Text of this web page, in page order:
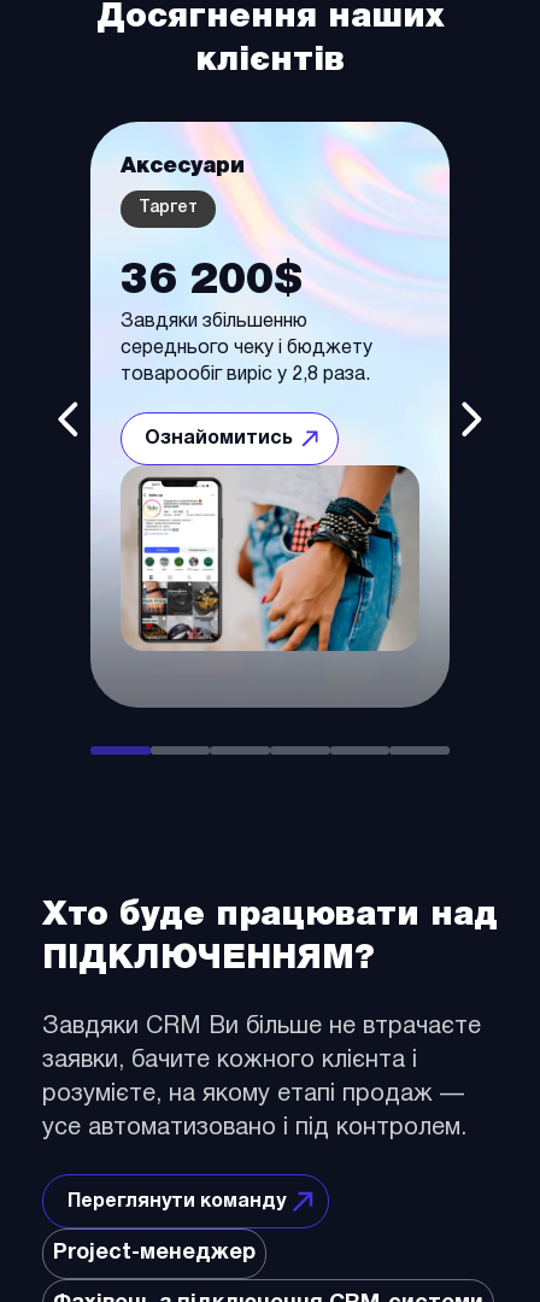
Досягнення наших
клієнтів
slide
1
Аксесуари
Таргет
36 200$
Завдяки збільшенню
середнього чеку і бюджету
товарообіг виріс у 2,8 раза.
Ознайомитись
Хто буде працювати над
ПІДКЛЮЧЕННЯМ?
Завдяки CRM Ви більше не втрачаєте
заявки, бачите кожного клієнта і
розумієте, на якому етапі продаж —
усе автоматизовано і під контролем.
Переглянути команду
Project-менеджер